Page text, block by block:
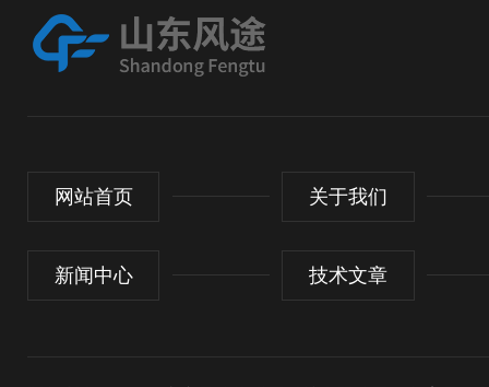
网站首页 关于我们
新闻中心 技术文章